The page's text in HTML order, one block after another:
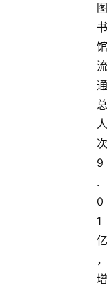
图
书
馆
流
通
总
人
次
9
.
0
1
亿
，
增